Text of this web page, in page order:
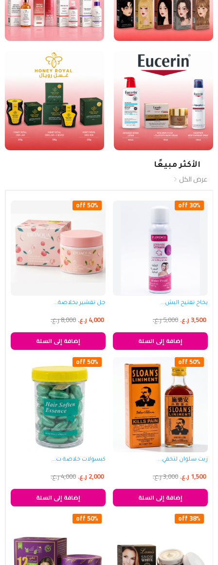
الأكثر مبيعًا
عرض الكل
30% off
بخاخ تفتيح البش...
5,000ر.ع. 3,500 ر.ع.
إضافة إلى السلة
50% off
جل تقشير بخلاصة...
8,000ر.ع. 4,000 ر.ع.
إضافة إلى السلة
50% off
زيت سلوان لتخفي...
3,000ر.ع. 1,500 ر.ع.
إضافة إلى السلة
50% off
كبسولات خلاصة ت...
4,000ر.ع. 2,000 ر.ع.
إضافة إلى السلة
38% off
50% off